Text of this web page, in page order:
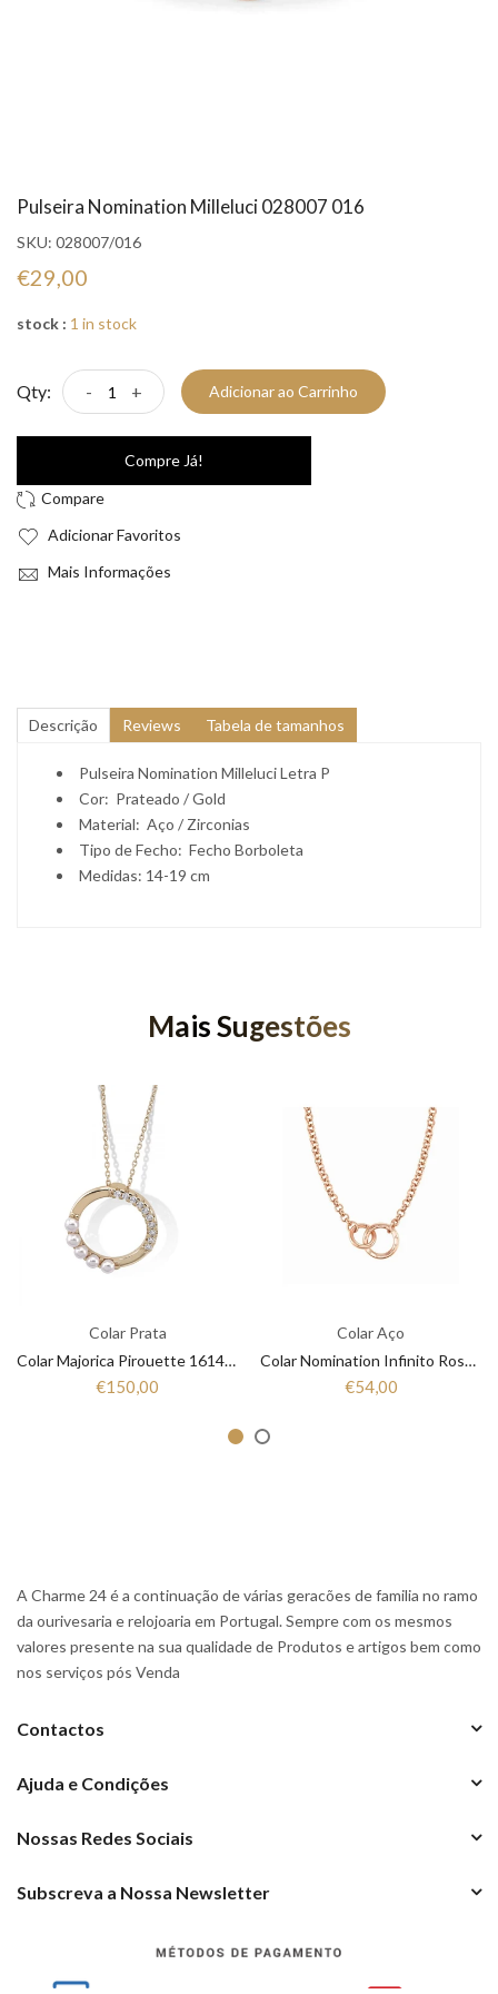
Pulseira Nomination Milleluci 028007 016
SKU: 028007/016
€29,00
stock : 1 in stock
Qty: - + Adicionar ao Carrinho
Compre Já!
Adicionar Favoritos
Mais Informações
Descrição Reviews Tabela de tamanhos
Pulseira Nomination Milleluci Letra P
Cor: Prateado / Gold
Material: Aço / Zirconias
Tipo de Fecho: Fecho Borboleta
Medidas: 14-19 cm
Mais Sugestões
Colar Prata
Colar Majorica Pirouette 16144.01.1
€150,00
Colar Aço
Colar Nomination Infinito RoseGold 028203 011
€54,00
A Charme 24 é a continuação de várias geracões de familia no ramo
da ourivesaria e relojoaria em Portugal. Sempre com os mesmos
valores presente na sua qualidade de Produtos e artigos bem como
nos serviços pós Venda
Contactos
Ajuda e Condições
Nossas Redes Sociais
Subscreva a Nossa Newsletter